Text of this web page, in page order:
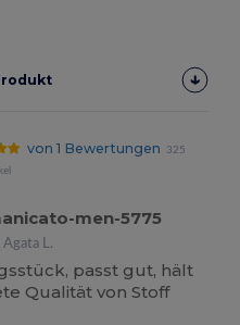
von 1 Bewertungen
325
men-5775
L.
passt gut, hält
Qualität von Stoff